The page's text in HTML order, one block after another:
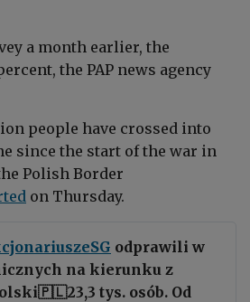
a month earlier, the
the PAP news agency
people have crossed into
since the start of the war in
Polish Border
on Thursday.
odprawili w
na kierunku z
tys. osób. Od